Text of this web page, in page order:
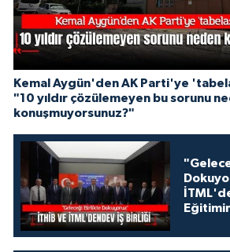
Kemal Aygün'den AK Parti'ye
"10 yıldır çözülemeyen bu sorunu
konuşmuyorsunuz?"